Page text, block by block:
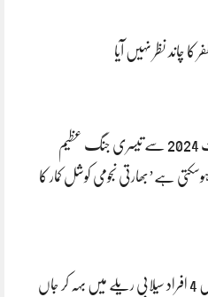
کا چاند نظر نہیں آیا
5 اگست 2024 سے تیسری جنگ عظیم
ہے’بھارتی نجومی کوشل کمار کا
کرک میں 4 افراد سیلابی ریلے میں بہہ کر جاں